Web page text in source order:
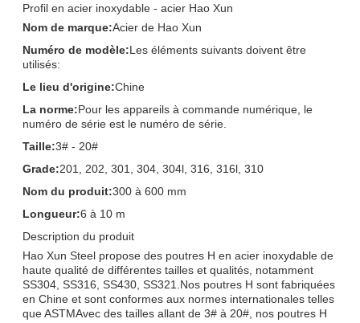
Profil en acier inoxydable - acier Hao Xun
Nom de marque:Acier de Hao Xun
Numéro de modèle:Les éléments suivants doivent être
utilisés:
Le lieu d'origine:Chine
La norme:Pour les appareils à commande numérique, le
numéro de série est le numéro de série.
Taille:3# - 20#
Grade:201, 202, 301, 304, 304l, 316, 316l, 310
Nom du produit:300 à 600 mm
Longueur:6 à 10 m
Description du produit
Hao Xun Steel propose des poutres H en acier inoxydable de
haute qualité de différentes tailles et qualités, notamment
SS304, SS316, SS430, SS321.Nos poutres H sont fabriquées
en Chine et sont conformes aux normes internationales telles
que ASTMAvec des tailles allant de 3# à 20#, nos poutres H